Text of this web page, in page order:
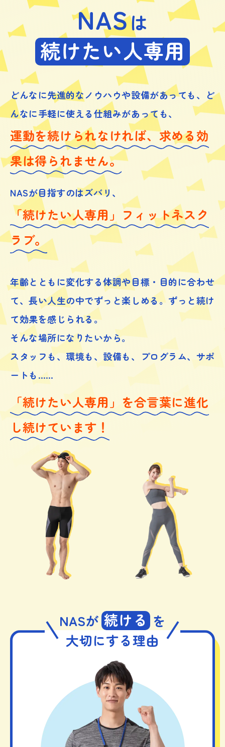
NASは
続けたい人専用
どんなに先進的なノウハウや設備があっても、
ど
んなに手軽に使える仕組みがあっても、
運動を続けられなければ、求める効
果は得られません。
NASが目指すのはズバリ、
「続けたい人専用」フィットネスク
ラブ。
年齢とともに変化する体調や目標・目的に合わせ
て、長い人生の中でずっと楽しめる。ずっと続け
て効果を感じられる。
そんな場所になりたいから。
スタッフも、環境も、設備も、プログラム、サポ
ートも……
「続けたい人専用」を合言葉に進化
し続けています！
NASが 続ける を
大切にする理由